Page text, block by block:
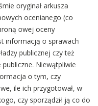
oryginał arkusza
ocenianego (co
owej oceny
informacją o sprawach
publicznej czy też
publiczne. Niewątpliwie
o tym, czy
ile ich przygotował, w
czy sporządził ją co do